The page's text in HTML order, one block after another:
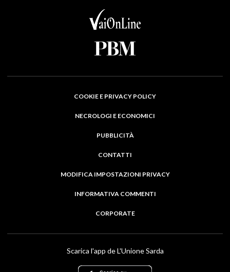
COOKIE E PRIVACY POLICY
NECROLOGI E ECONOMICI
PUBBLICITÀ
CONTATTI
MODIFICA IMPOSTAZIONI PRIVACY
INFORMATIVA COMMENTI
CORPORATE
Scarica l'app de L'Unione Sarda